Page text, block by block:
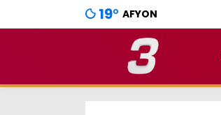
19° AFYON